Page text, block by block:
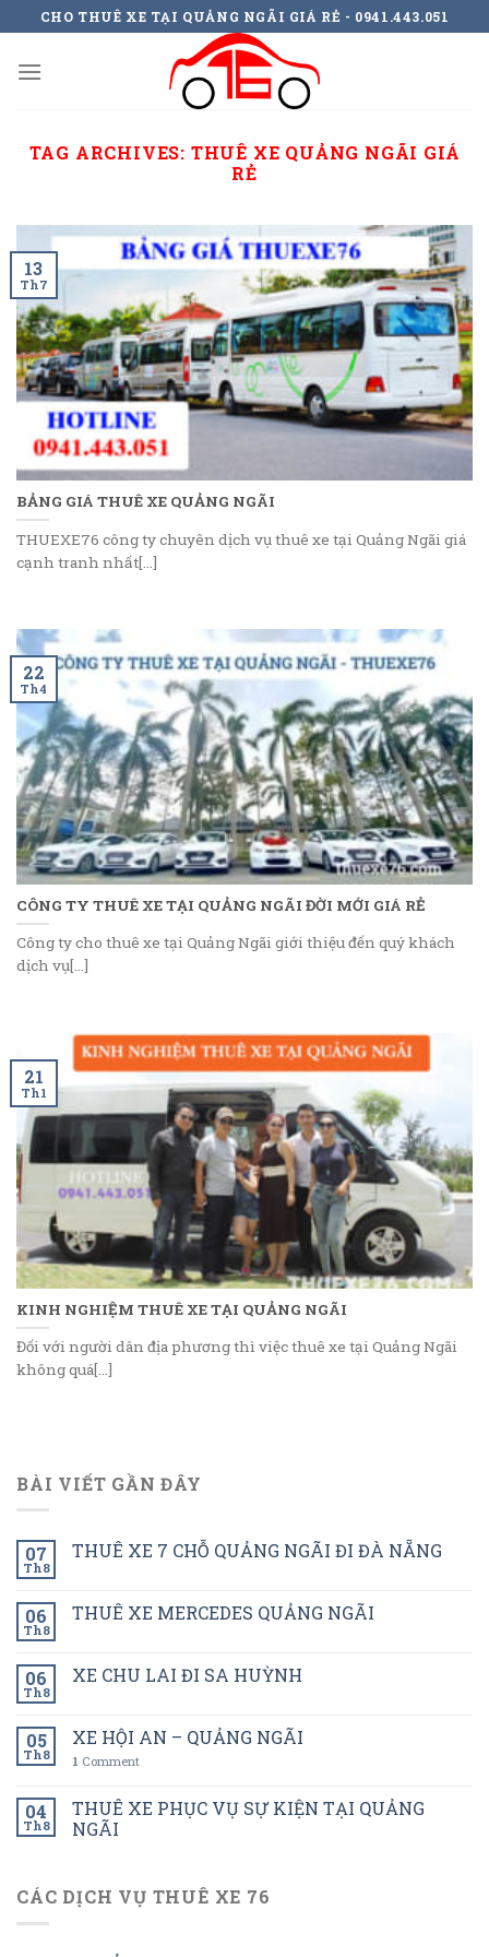
to
content
CHO THUÊ XE TẠI QUẢNG NGÃI GIÁ RẺ - 0941.443.051
TAG ARCHIVES: THUÊ XE QUẢNG NGÃI GIÁ
RẺ
BẢNG GIÁ THUÊ XE QUẢNG NGÃI
THUEXE76 công ty chuyên dịch vụ thuê xe tại Quảng Ngãi giá
cạnh tranh nhất[...]
13
Th7
CÔNG TY THUÊ XE TẠI QUẢNG NGÃI ĐỜI MỚI GIÁ RẺ
Công ty cho thuê xe tại Quảng Ngãi giới thiệu đến quý khách
dịch vụ[...]
22
Th4
KINH NGHIỆM THUÊ XE TẠI QUẢNG NGÃI
Đối với người dân địa phương thì việc thuê xe tại Quảng Ngãi
không quá[...]
21
Th1
BÀI VIẾT GẦN ĐÂY
07
Th8
THUÊ XE 7 CHỖ QUẢNG NGÃI ĐI ĐÀ NẴNG
06
Th8
THUÊ XE MERCEDES QUẢNG NGÃI
06
Th8
XE CHU LAI ĐI SA HUỲNH
05
Th8
XE HỘI AN – QUẢNG NGÃI
1 Comment
04
Th8
THUÊ XE PHỤC VỤ SỰ KIỆN TẠI QUẢNG
NGÃI
CÁC DỊCH VỤ THUÊ XE 76